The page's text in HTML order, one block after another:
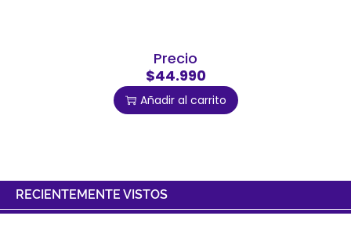
Precio
$44.990
Añadir al carrito
RECIENTEMENTE VISTOS